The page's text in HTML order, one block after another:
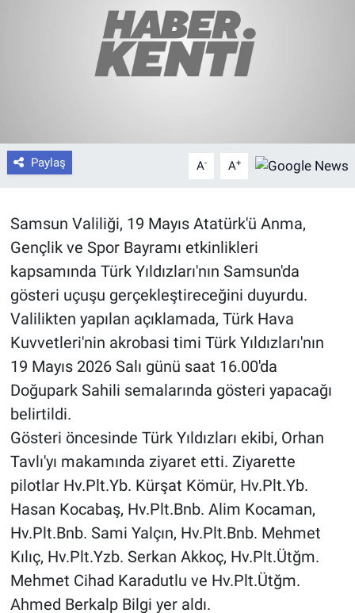
Paylaş A- A+
Samsun Valiliği, 19 Mayıs Atatürk'ü Anma,
Gençlik ve Spor Bayramı etkinlikleri
kapsamında Türk Yıldızları'nın Samsun'da
gösteri uçuşu gerçekleştireceğini duyurdu.
Valilikten yapılan açıklamada, Türk Hava
Kuvvetleri'nin akrobasi timi Türk Yıldızları'nın
19 Mayıs 2026 Salı günü saat 16.00'da
Doğupark Sahili semalarında gösteri yapacağı
belirtildi.
Gösteri öncesinde Türk Yıldızları ekibi, Orhan
Tavlı'yı makamında ziyaret etti. Ziyarette
pilotlar Hv.Plt.Yb. Kürşat Kömür, Hv.Plt.Yb.
Hasan Kocabaş, Hv.Plt.Bnb. Alim Kocaman,
Hv.Plt.Bnb. Sami Yalçın, Hv.Plt.Bnb. Mehmet
Kılıç, Hv.Plt.Yzb. Serkan Akkoç, Hv.Plt.Ütğm.
Mehmet Cihad Karadutlu ve Hv.Plt.Ütğm.
Ahmed Berkalp Bilgi yer aldı.